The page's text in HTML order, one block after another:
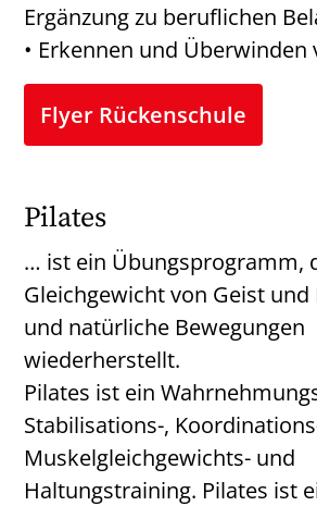
Ergänzung zu beruflichen
• Erkennen und Überwinden
Flyer Rückenschule
Pilates
… ist ein Übungsprogramm,
Gleichgewicht von Geist
und natürliche Bewegungen
wiederherstellt.
Pilates ist ein
Stabilisations-,
Muskelgleichgewichts- und
Haltungstraining. Pilates ist